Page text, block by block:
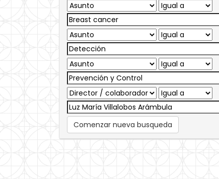
Comenzar nueva busqueda